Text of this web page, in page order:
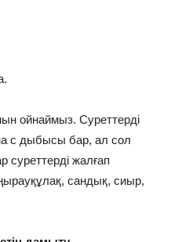
ойнаймыз. Суреттерді
с дыбысы бар, ал сол
жалғап
сандық, сиыр,